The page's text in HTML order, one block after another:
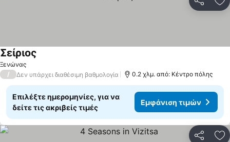
Ξενώνας
Σείριος
/ Δεν υπάρχει διαθέσιμη βαθμολογία 0.2 χλμ. από: Κέντρο πόλης
Επιλέξτε ημερομηνίες, για να
δείτε τις ακριβείς τιμές
Εμφάνιση τιμών